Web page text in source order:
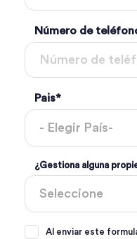
Número de
Pais*
¿Gestiona alguna
Al enviar este